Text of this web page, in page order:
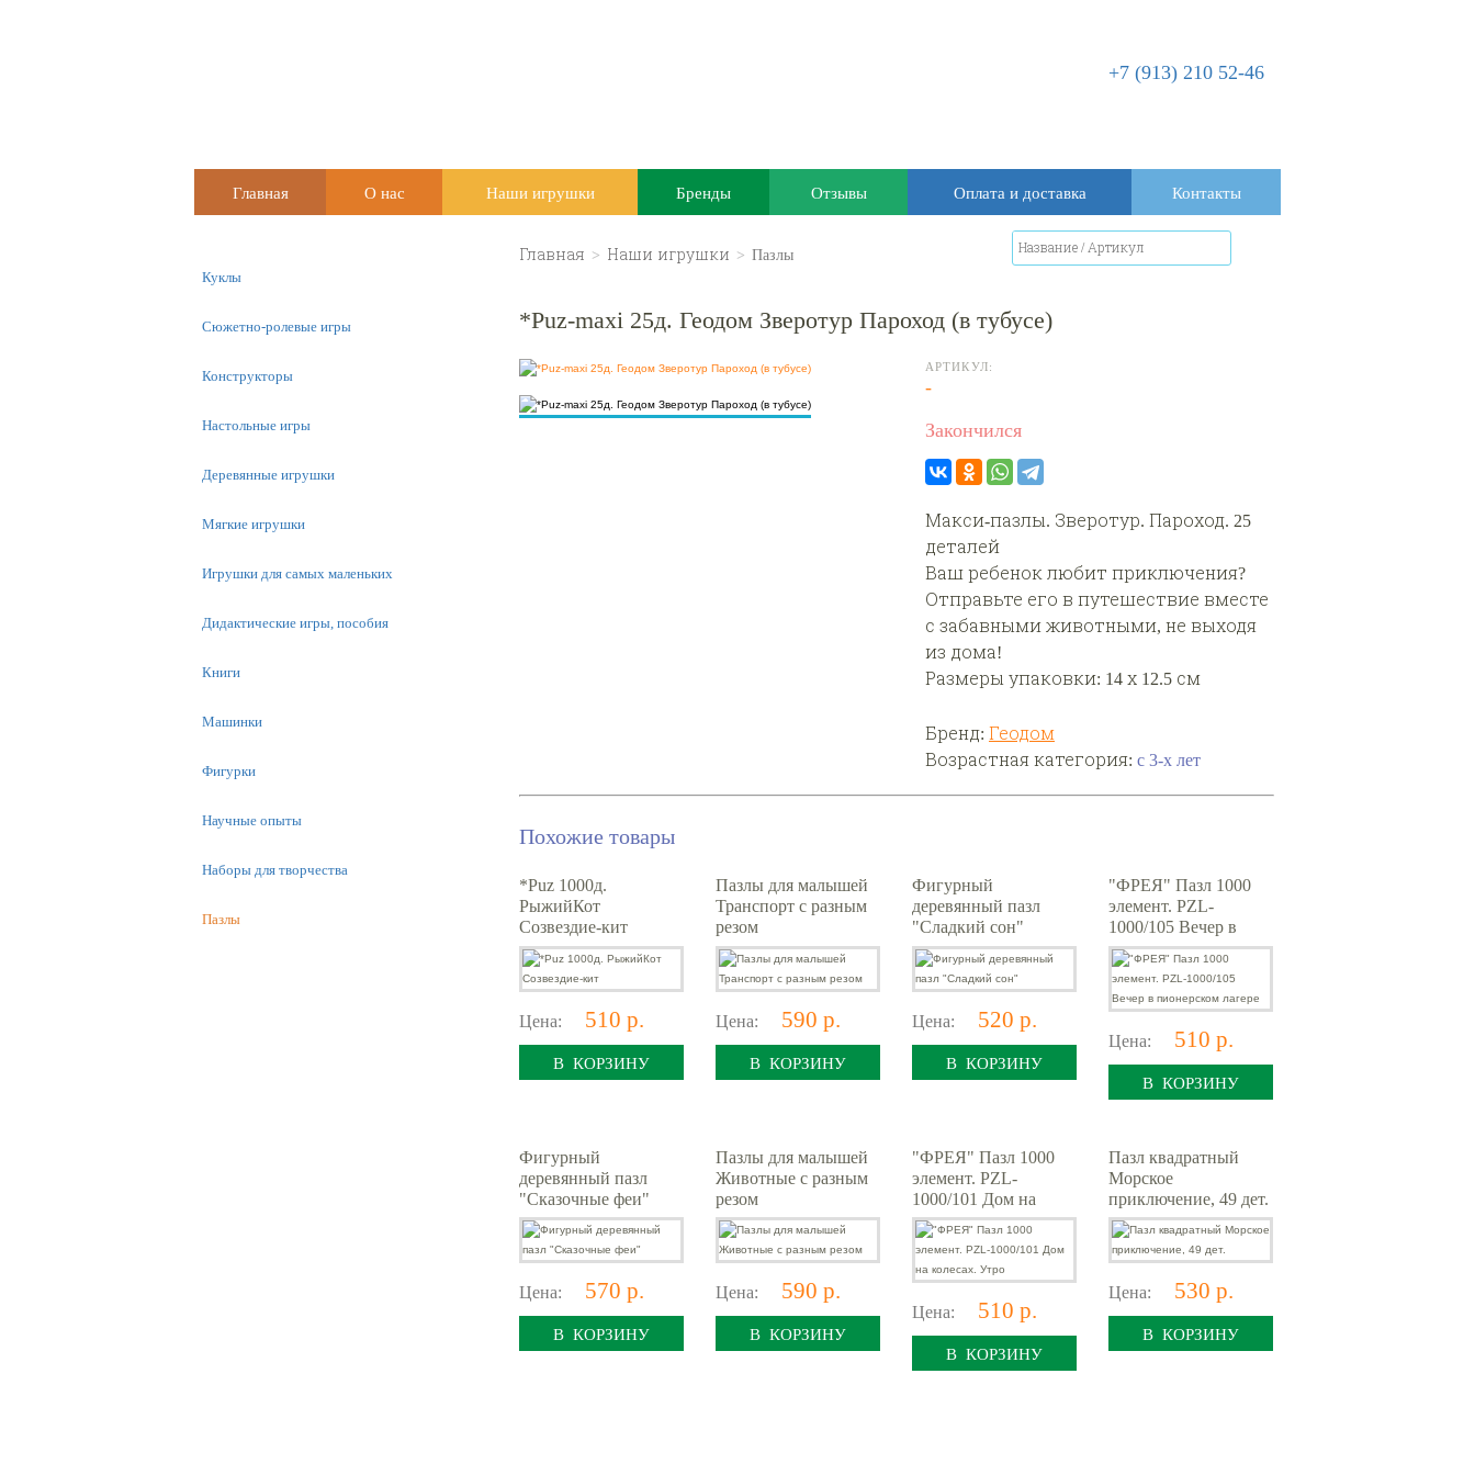
+7 (913) 210 52-46
Главная О нас Наши игрушки Бренды Отзывы Оплата и доставка Контакты
Главная > Наши игрушки > Пазлы
*Puz-maxi 25д. Геодом Зверотур Пароход (в тубусе)
АРТИКУЛ:
-
Закончился
Макси-пазлы. Зверотур. Пароход. 25
деталей
Ваш ребенок любит приключения?
Отправьте его в путешествие вместе
с забавными животными, не выходя
из дома!
Размеры упаковки: 14 х 12.5 см
Бренд: Геодом
Возрастная категория: с 3-х лет
Похожие товары
*Puz 1000д.
РыжийКот
Созвездие-кит
Цена: 510 р.
В КОРЗИНУ
Пазлы для малышей
Транспорт с разным
резом
Цена: 590 р.
В КОРЗИНУ
Фигурный
деревянный пазл
"Сладкий сон"
Цена: 520 р.
В КОРЗИНУ
"ФРЕЯ" Пазл 1000
элемент. PZL-
1000/105 Вечер в
пионерском лагере
Цена: 510 р.
В КОРЗИНУ
Фигурный
деревянный пазл
"Сказочные феи"
Цена: 570 р.
В КОРЗИНУ
Пазлы для малышей
Животные с разным
резом
Цена: 590 р.
В КОРЗИНУ
"ФРЕЯ" Пазл 1000
элемент. PZL-
1000/101 Дом на
колесах. Утро
Цена: 510 р.
В КОРЗИНУ
Пазл квадратный
Морское
приключение, 49 дет.
Цена: 530 р.
В КОРЗИНУ
Куклы
Сюжетно-ролевые игры
Конструкторы
Настольные игры
Деревянные игрушки
Мягкие игрушки
Игрушки для самых маленьких
Дидактические игры, пособия
Книги
Машинки
Фигурки
Научные опыты
Наборы для творчества
Пазлы